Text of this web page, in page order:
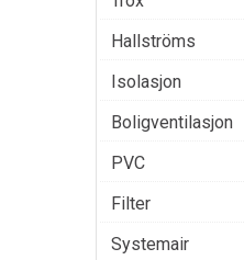
Hallströms
Isolasjon
Boligventilasjon
PVC
Filter
Systemair